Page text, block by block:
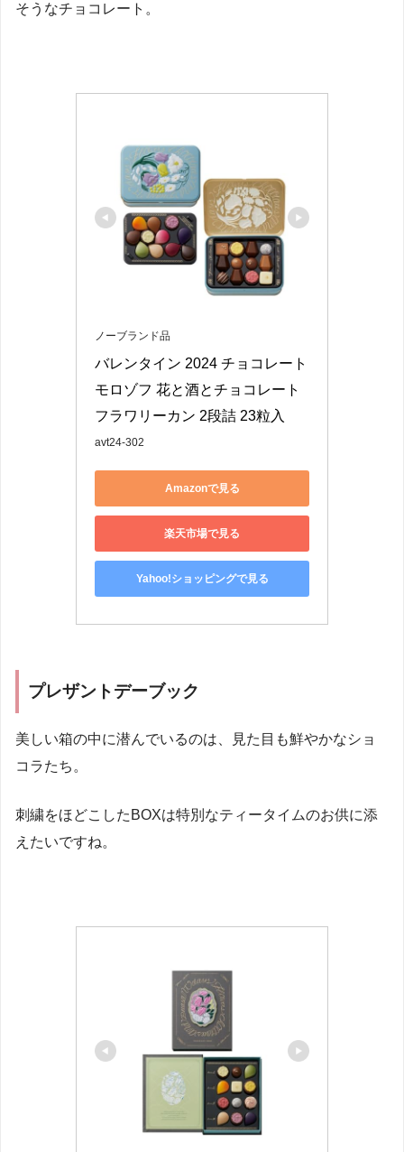
そうなチョコレート。
ノーブランド品
バレンタイン 2024 チョコレート
モロゾフ 花と酒とチョコレート
フラワリーカン 2段詰 23粒入
avt24-302
Amazonで見る
楽天市場で見る
Yahoo!ショッピングで見る
プレザントデーブック
美しい箱の中に潜んでいるのは、見た目も鮮やかなショ
コラたち。
刺繍をほどこしたBOXは特別なティータイムのお供に添
えたいですね。